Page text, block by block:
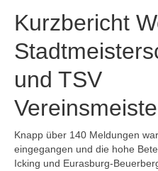
Kurzbericht
und TSV
Knapp über 140 Meldungen
eingegangen und die hohe
Icking und Eurasburg-